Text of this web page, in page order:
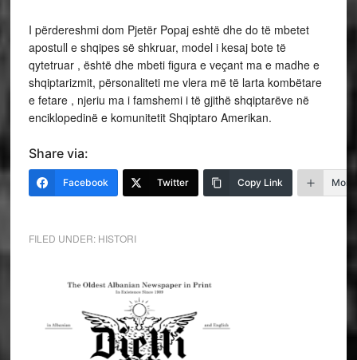
I përdereshmi dom Pjetër Popaj eshtë dhe do të mbetet
apostull e shqipes së shkruar, model i kesaj bote të
qytetruar , është dhe mbeti figura e veçant ma e madhe e
shqiptarizmit, përsonaliteti me vlera më të larta kombëtare
e fetare , njeriu ma i famshemi i të gjithë shqiptarëve në
enciklopedinë e komunitetit Shqiptaro Amerikan.
Share via:
Facebook Twitter Copy Link More
FILED UNDER: HISTORI